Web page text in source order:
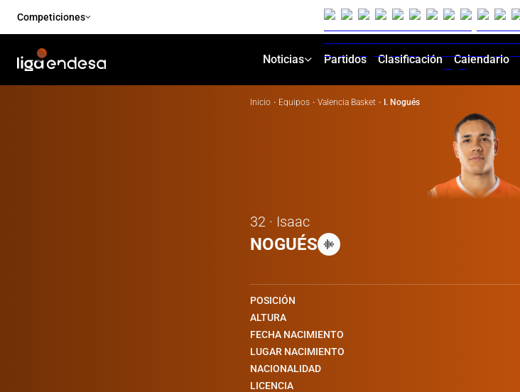
Competiciones
Noticias Partidos Clasificación Calendario
Inicio · Equipos · Valencia Basket · I. Nogués
32 · Isaac
NOGUÉS
POSICIÓN
ALTURA
FECHA NACIMIENTO
LUGAR NACIMIENTO
NACIONALIDAD
LICENCIA